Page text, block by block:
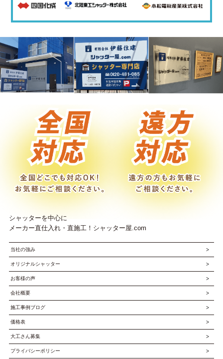
シャッターを中心に
メーカー直仕入れ・直施工！シャッター屋.com
当社の強み
オリジナルシャッター
お客様の声
会社概要
施工事例ブログ
価格表
大工さん募集
プライバシーポリシー